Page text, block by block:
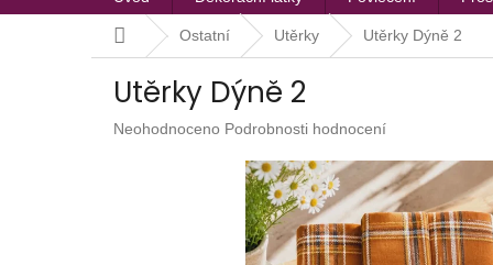
Domů Ostatní Utěrky Utěrky Dýně 2
Utěrky Dýně 2
Průměrné
Neohodnoceno Podrobnosti hodnocení